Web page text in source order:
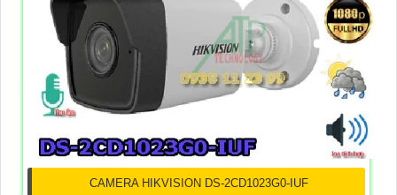
CAMERA HIKVISION DS-2CD1023G0-IUF